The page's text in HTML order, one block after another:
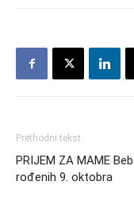
Prethodni tekst
PRIJEM ZA MAME
rođenih 9. oktobra